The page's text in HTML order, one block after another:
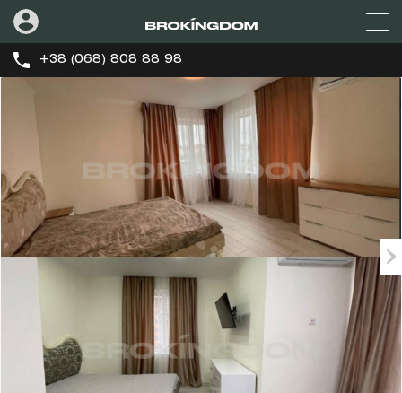
+38 (068) 808 88 98